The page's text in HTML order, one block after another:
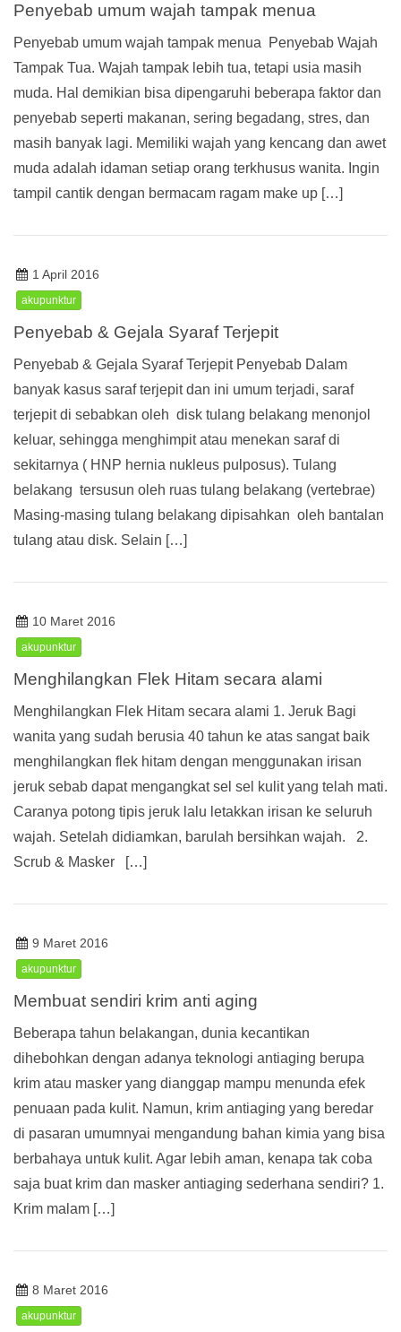
Penyebab umum wajah tampak menua
Penyebab umum wajah tampak menua Penyebab Wajah
Tampak Tua. Wajah tampak lebih tua, tetapi usia masih
muda. Hal demikian bisa dipengaruhi beberapa faktor dan
penyebab seperti makanan, sering begadang, stres, dan
masih banyak lagi. Memiliki wajah yang kencang dan awet
muda adalah idaman setiap orang terkhusus wanita. Ingin
tampil cantik dengan bermacam ragam make up […]
1 April 2016
akupunktur
Penyebab & Gejala Syaraf Terjepit
Penyebab & Gejala Syaraf Terjepit Penyebab Dalam
banyak kasus saraf terjepit dan ini umum terjadi, saraf
terjepit di sebabkan oleh disk tulang belakang menonjol
keluar, sehingga menghimpit atau menekan saraf di
sekitarnya ( HNP hernia nukleus pulposus). Tulang
belakang tersusun oleh ruas tulang belakang (vertebrae)
Masing-masing tulang belakang dipisahkan oleh bantalan
tulang atau disk. Selain […]
10 Maret 2016
akupunktur
Menghilangkan Flek Hitam secara alami
Menghilangkan Flek Hitam secara alami 1. Jeruk Bagi
wanita yang sudah berusia 40 tahun ke atas sangat baik
menghilangkan flek hitam dengan menggunakan irisan
jeruk sebab dapat mengangkat sel sel kulit yang telah mati.
Caranya potong tipis jeruk lalu letakkan irisan ke seluruh
wajah. Setelah didiamkan, barulah bersihkan wajah. 2.
Scrub & Masker […]
9 Maret 2016
akupunktur
Membuat sendiri krim anti aging
Beberapa tahun belakangan, dunia kecantikan
dihebohkan dengan adanya teknologi antiaging berupa
krim atau masker yang dianggap mampu menunda efek
penuaan pada kulit. Namun, krim antiaging yang beredar
di pasaran umumnyai mengandung bahan kimia yang bisa
berbahaya untuk kulit. Agar lebih aman, kenapa tak coba
saja buat krim dan masker antiaging sederhana sendiri? 1.
Krim malam […]
8 Maret 2016
akupunktur